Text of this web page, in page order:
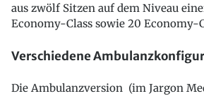
aus zwölf Sitzen auf dem Niveau
Economy-Class sowie 20 Economy-
Verschiedene
Die Ambulanzversion (im Jargon